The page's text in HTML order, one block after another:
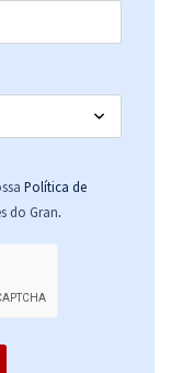
Política de
do Gran.